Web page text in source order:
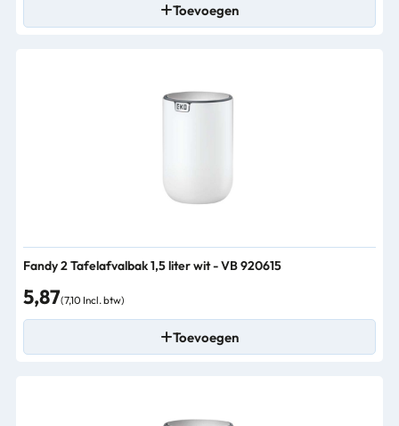
Toevoegen
Fandy 2 Tafelafvalbak 1,5 liter wit - VB 920615
5,87(7,10 Incl. btw)
Toevoegen